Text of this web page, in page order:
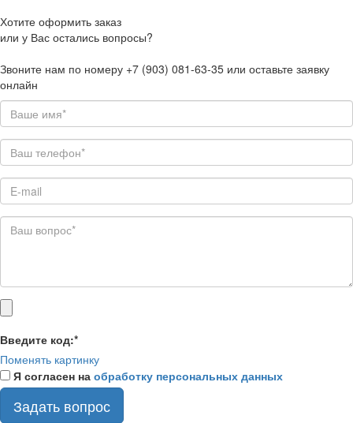
Хотите оформить заказ
или у Вас остались вопросы?
Звоните нам по номеру +7 (903) 081-63-35 или оставьте заявку
онлайн
Введите код:*
Поменять картинку
Я согласен на обработку персональных данных
Задать вопрос